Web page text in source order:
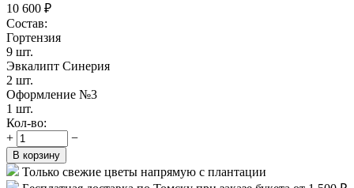
10 600 ₽
Состав:
Гортензия
9 шт.
Эвкалипт Синерия
2 шт.
Оформление №3
1 шт.
Кол-во:
+
−
В корзину
Только свежие цветы напрямую с плантации